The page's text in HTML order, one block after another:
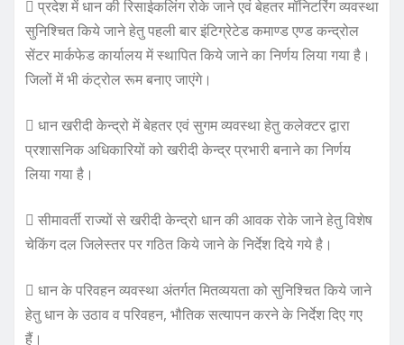
 प्रदेश में धान की रिसाईकलिंग रोके जाने एवं बेहतर मॉनिटरिंग व्यवस्था
सुनिश्चित किये जाने हेतु पहली बार इंटिग्रेटेड कमाण्ड एण्ड कन्द्रोल
सेंटर मार्कफेड कार्यालय में स्थापित किये जाने का निर्णय लिया गया है।
जिलों में भी कंट्रोल रूम बनाए जाएंगे।
 धान खरीदी केन्द्रो में बेहतर एवं सुगम व्यवस्था हेतु कलेक्टर द्वारा
प्रशासनिक अधिकारियों को खरीदी केन्द्र प्रभारी बनाने का निर्णय
लिया गया है।
 सीमावर्ती राज्यों से खरीदी केन्द्रो धान की आवक रोके जाने हेतु विशेष
चेकिंग दल जिलेस्तर पर गठित किये जाने के निर्देश दिये गये है।
 धान के परिवहन व्यवस्था अंतर्गत मितव्ययता को सुनिश्चित किये जाने
हेतु धान के उठाव व परिवहन, भौतिक सत्यापन करने के निर्देश दिए गए
हैं।